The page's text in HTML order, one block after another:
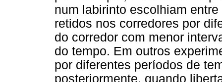
num labirinto escolhiam
retidos nos corredores por
do corredor com menor
do tempo. Em outros
por diferentes períodos de
posteriormente, quando